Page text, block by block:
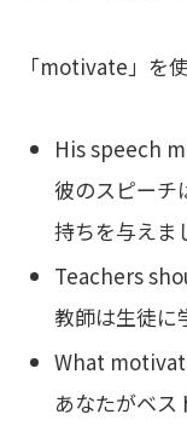
「motivate」を
His speech
彼のスピーチ
持ちを与えま
Teachers
教師は生徒に
What
あなたがベス